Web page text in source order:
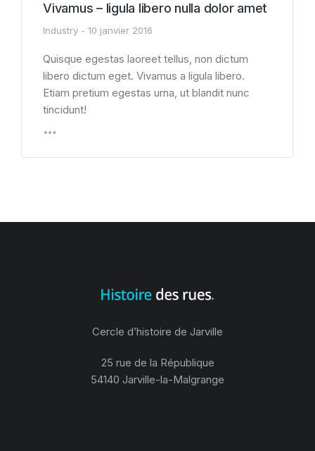
Vivamus – ligula libero nulla dolor amet
Industry 10 janvier 2016
Quisque egestas laoreet tellus, non dictum
libero dictum eget. Vivamus a ligula libero.
Etiam pretium egestas urna, ut blandit nunc
tincidunt!
Cercle d’histoire de Jarville
25 rue de la République
54140 Jarville-la-Malgrange